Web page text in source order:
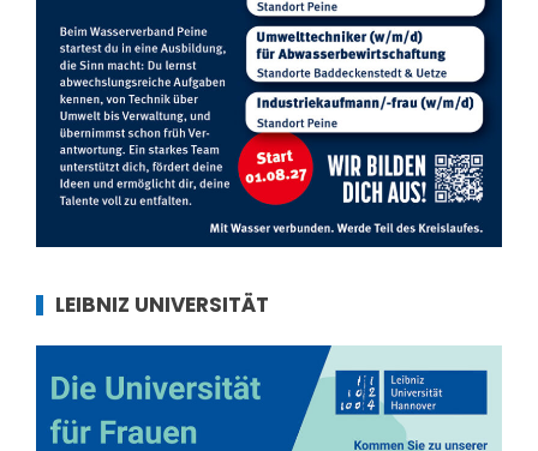
LEIBNIZ UNIVERSITÄT